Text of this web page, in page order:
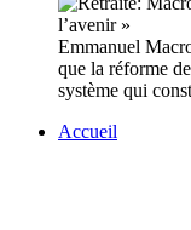
Emmanuel
que la réforme
système qui
Accueil